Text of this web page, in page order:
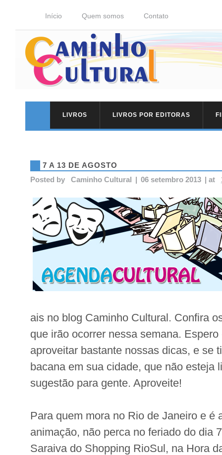
Início Quem somos Contato
LIVROS LIVROS POR EDITORAS
7 A 13 DE AGOSTO
Posted by
Caminho Cultural | 06 setembro 2013 | at
ais no blog Caminho Cultural. Confira
que irão ocorrer nessa semana.
aproveitar bastante nossas dicas, e se
bacana em sua cidade, que não esteja
sugestão para gente. Aproveite!
Para quem mora no Rio de Janeiro e é
animação, não perca no feriado do dia
Saraiva do Shopping RioSul, na Hora